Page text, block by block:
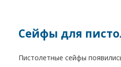
Сейфы для
Пистолетные сейфы